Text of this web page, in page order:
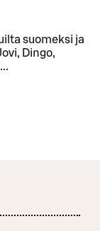
suomeksi ja
Dingo,